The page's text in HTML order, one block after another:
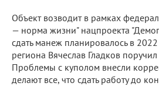
Объект возводит в рамках
— норма жизни" нацпроекта
сдать манеж планировалось в 2022
региона Вячеслав Гладков
Проблемы с куполом внесли
делают все, что сдать работу до